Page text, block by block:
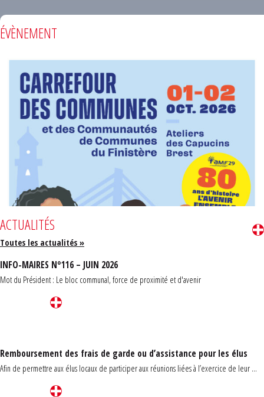
ÉVÈNEMENT
ACTUALITÉS
Toutes les actualités »
INFO-MAIRES N°116 – JUIN 2026
Mot du Président : Le bloc communal, force de proximité et d'avenir
Remboursement des frais de garde ou d’assistance pour les élus
Afin de permettre aux élus locaux de participer aux réunions liées à l’exercice de leur ...